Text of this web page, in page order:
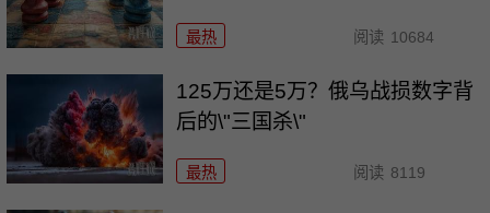
最热 阅读 10684
125万还是5万？俄乌战损数字背
后的\"三国杀\"
最热 阅读 8119